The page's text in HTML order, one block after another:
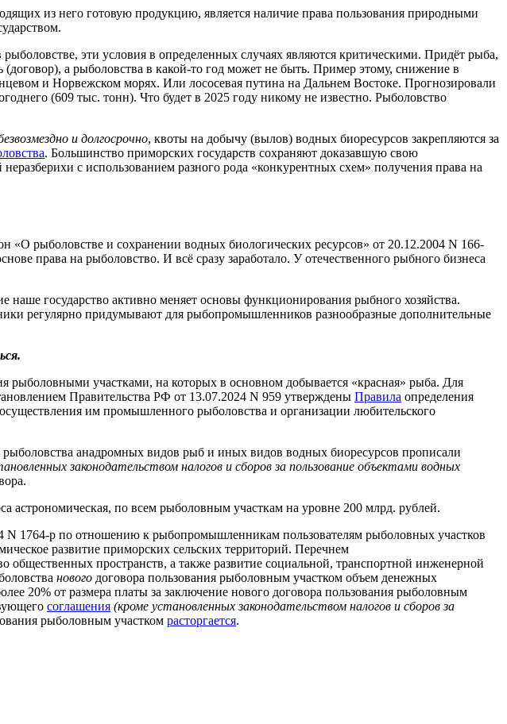
из него готовую продукцию, является наличие права пользования природными
эти условия в определенных случаях являются критическими. Придёт рыба,
а рыболовства в какой-то год может не быть. Пример этому, снижение в
и Норвежском морях. Или лососевая путина на Дальнем Востоке. Прогнозировали
(609 тыс. тонн). Что будет в 2025 году никому не известно. Рыболовство
и долгосрочно, квоты на добычу (вылов) водных биоресурсов закрепляются за
. Большинство приморских государств сохраняют доказавшую свою
c использованием разного рода «конкурентных схем» получения права на
«О рыболовстве и сохранении водных биологических ресурсов» от 20.12.2004 N 166-
права на рыболовство. И всё сразу заработало. У отечественного рыбного бизнеса
государство активно меняет основы функционирования рыбного хозяйства.
регулярно придумывают для рыбопромышленников разнообразные дополнительные
рыболовными участками, на которых в основном добывается «красная» рыба. Для
Правительства РФ от 13.07.2024 N 959 утверждены Правила определения
им промышленного рыболовства и организации любительского
анадромных видов рыб и иных видов водных биоресурсов прописали
законодательством налогов и сборов за пользование объектами водных
по всем рыболовным участкам на уровне 200 млрд. рублей.
1764-р по отношению к рыбопромышленникам пользователям рыболовных участков
развитие приморских сельских территорий. Перечнем
общественных пространств, а также развитие социальной, транспортной инженерной
нового договора пользования рыболовным участком объем денежных
20% от размера платы за заключение нового договора пользования рыболовным
соглашения (кроме установленных законодательством налогов и сборов за
рыболовным участком расторгается.